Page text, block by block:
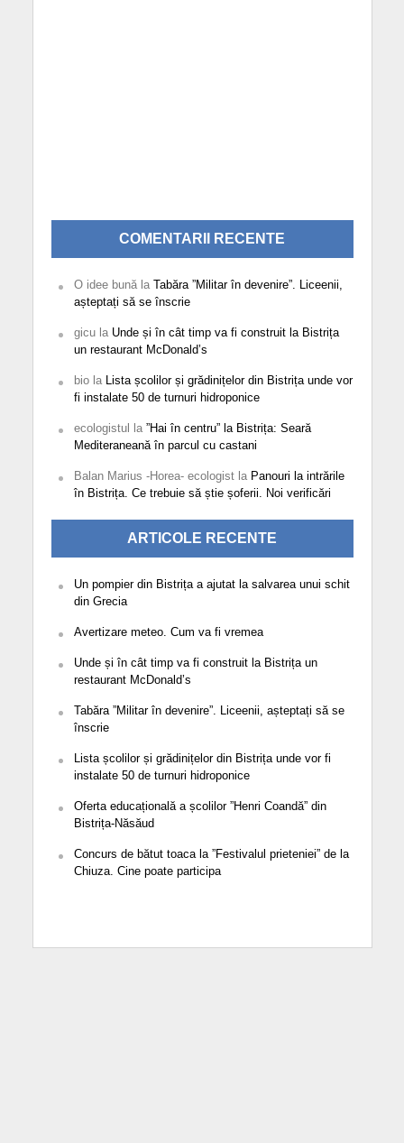
COMENTARII RECENTE
O idee bunăla Tabăra ”Militar în devenire”. Liceenii,
așteptați să se înscrie
gicula Unde și în cât timp va fi construit la Bistrița
un restaurant McDonald’s
biola Lista școlilor și grădinițelor din Bistrița unde vor
fi instalate 50 de turnuri hidroponice
ecologistul la ”Hai în centru” la Bistrița: Seară
Mediteraneană în parcul cu castani
Balan Marius -Horea- ecologistla Panouri la intrările
în Bistrița. Ce trebuie să știe șoferii. Noi verificări
ARTICOLE RECENTE
Un pompier din Bistrița a ajutat la salvarea unui schit
din Grecia
Avertizare meteo. Cum va fi vremea
Unde și în cât timp va fi construit la Bistrița un
restaurant McDonald’s
Tabăra ”Militar în devenire”. Liceenii, așteptați să se
înscrie
Lista școlilor și grădinițelor din Bistrița unde vor fi
instalate 50 de turnuri hidroponice
Oferta educațională a școlilor ”Henri Coandă” din
Bistrița-Năsăud
Concurs de bătut toaca la ”Festivalul prieteniei” de la
Chiuza. Cine poate participa